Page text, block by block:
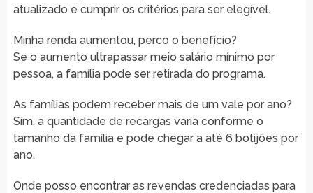
atualizado e cumprir os critérios para ser elegível.
Minha renda aumentou, perco o benefício?
Se o aumento ultrapassar meio salário mínimo por
pessoa, a família pode ser retirada do programa.
As famílias podem receber mais de um vale por ano?
Sim, a quantidade de recargas varia conforme o
tamanho da família e pode chegar a até 6 botijões por
ano.
Onde posso encontrar as revendas credenciadas para